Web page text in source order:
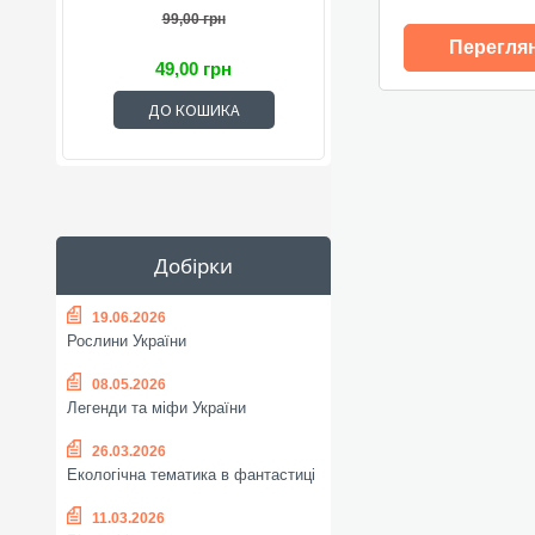
99,00 грн
49,00 грн
ДО КОШИКА
Добірки
19.06.2026
Рослини України
08.05.2026
Легенди та міфи України
26.03.2026
Екологічна тематика в фантастиці
11.03.2026